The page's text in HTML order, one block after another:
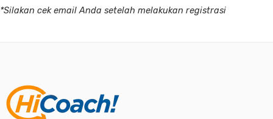
*Silakan cek email Anda setelah melakukan registrasi